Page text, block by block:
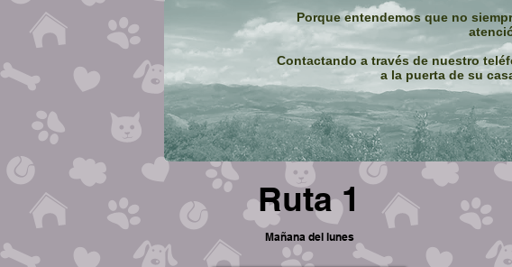
Porque entendemos que no
Contactando a través de nuestro
a la puerta de su
Ruta 1
Mañana del lunes